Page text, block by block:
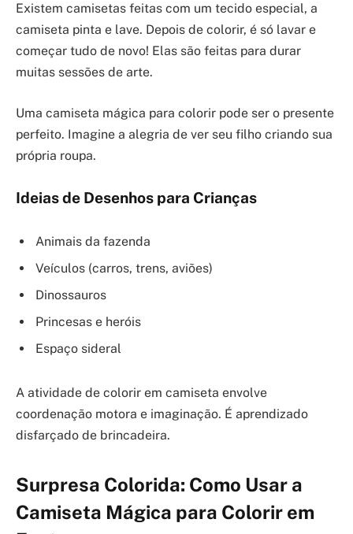
Existem camisetas feitas com um tecido especial, a
camiseta pinta e lave. Depois de colorir, é só lavar e
começar tudo de novo! Elas são feitas para durar
muitas sessões de arte.
Uma camiseta mágica para colorir pode ser o presente
perfeito. Imagine a alegria de ver seu filho criando sua
própria roupa.
Ideias de Desenhos para Crianças
Animais da fazenda
Veículos (carros, trens, aviões)
Dinossauros
Princesas e heróis
Espaço sideral
A atividade de colorir em camiseta envolve
coordenação motora e imaginação. É aprendizado
disfarçado de brincadeira.
Surpresa Colorida: Como Usar a
Camiseta Mágica para Colorir em